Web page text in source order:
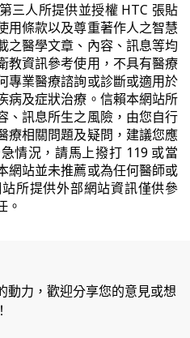
三人所提供並授權 HTC 張貼
用條款以及尊重著作人之智慧
之醫學文章、內容、訊息等均
教資訊參考使用，不具有醫療
專業醫療諮詢或診斷或適用於
病及症狀治療。信賴本網站所
、訊息所生之風險，由您自行
療相關問題及疑問，建議您應
情況，請馬上撥打 119 或當
網站並未推薦或為任何醫師或
所提供外部網站資訊僅供參
。
動力，歡迎分享您的意見或想